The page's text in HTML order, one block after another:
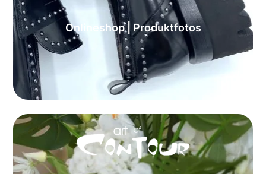
Onlineshop | Produktfotos